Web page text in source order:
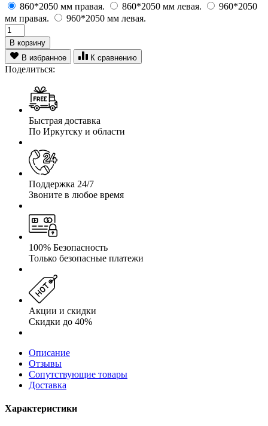
860*2050 мм правая.
860*2050 мм левая.
960*2050
мм правая.
960*2050 мм левая.
В корзину
В избранное
К сравнению
Поделиться:
Быстрая доставка
По Иркутску и области
Поддержка 24/7
Звоните в любое время
100% Безопасность
Только безопасные платежи
Акции и скидки
Скидки до 40%
Описание
Отзывы
Сопутствующие товары
Доставка
Характеристики